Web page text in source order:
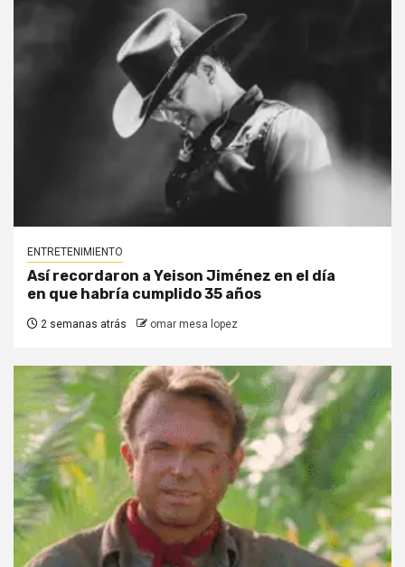
ENTRETENIMIENTO
Así recordaron a Yeison Jiménez en el día
en que habría cumplido 35 años
2 semanas atrás omar mesa lopez